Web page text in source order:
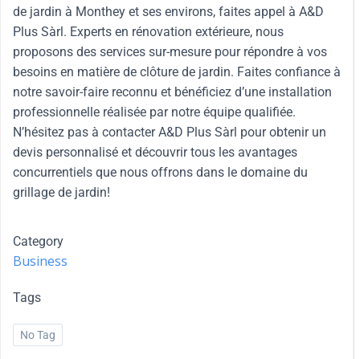
de jardin à Monthey et ses environs, faites appel à A&D
Plus Sàrl. Experts en rénovation extérieure, nous
proposons des services sur-mesure pour répondre à vos
besoins en matière de clôture de jardin. Faites confiance à
notre savoir-faire reconnu et bénéficiez d’une installation
professionnelle réalisée par notre équipe qualifiée.
N’hésitez pas à contacter A&D Plus Sàrl pour obtenir un
devis personnalisé et découvrir tous les avantages
concurrentiels que nous offrons dans le domaine du
grillage de jardin!
Category
Business
Tags
No Tag